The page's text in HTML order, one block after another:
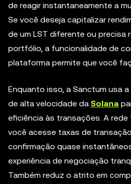
de reagir instantaneamente a
Se você deseja capitalizar
de um LST diferente ou precisa
portfólio, a funcionalidade de
plataforma permite que você
Enquanto isso, a Sanctum usa
de alta velocidade da Solana
eficiência às transações. A
você acesse taxas de
confirmação quase
experiência de negociação
Também reduz o atrito em